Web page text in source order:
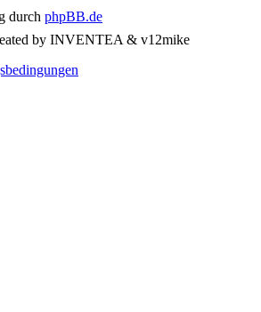
durch phpBB.de
by INVENTEA & v12mike